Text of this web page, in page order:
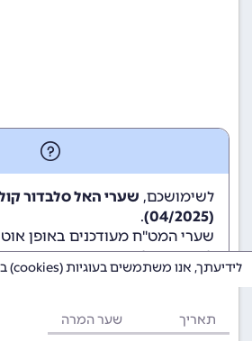
לשימושכם,
(04/2025)
.
שערי המט"ח מעודכנים באופן
לשימוש גולשי ומשתמשי האתר.
תאריך שער המרה
לידיעתך, אנו משתמשים בעוגיות (cookies) באתר זה.